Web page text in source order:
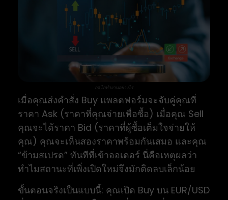
กลไกทำงานอย่างไร
เมื่อคุณส่งคำสั่ง Buy แพลตฟอร์มจะจับคู่คุณที่
ราคา Ask (ราคาที่คุณจ่ายเพื่อซื้อ) เมื่อคุณ Sell
คุณจะได้ราคา Bid (ราคาที่ผู้ซื้อเต็มใจจ่ายให้
คุณ) คุณจะเห็นสองราคาพร้อมกันเสมอ และคุณ
“ข้ามสเปรด” ทันทีที่เข้าออเดอร์ นี่คือเหตุผลว่า
ทำไมสถานะที่เพิ่งเปิดใหม่จึงมักติดลบเล็กน้อย
ขั้นตอนจริงเป็นแบบนี้: คุณเปิด Buy บน EUR/USD